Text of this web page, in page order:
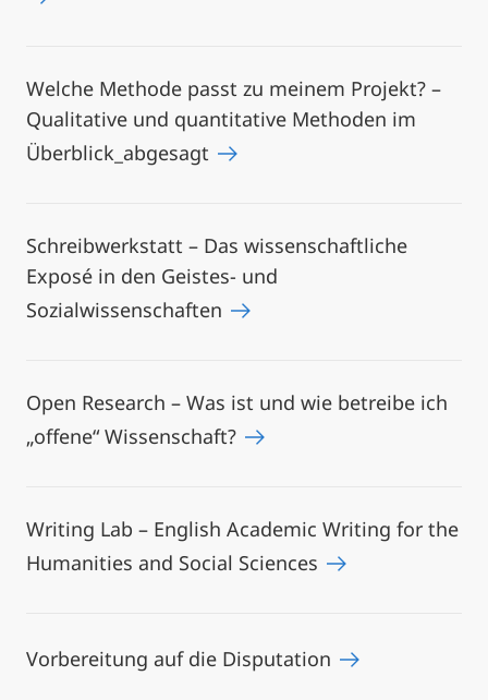
Welche Methode passt zu meinem Projekt? –
Qualitative und quantitative Methoden im
Überblick_abgesagt
Schreibwerkstatt – Das wissenschaftliche
Exposé in den Geistes- und
Sozialwissenschaften
Open Research – Was ist und wie betreibe ich
„offene“ Wissenschaft?
Writing Lab – English Academic Writing for the
Humanities and Social Sciences
Vorbereitung auf die Disputation